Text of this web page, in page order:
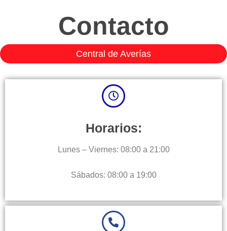
Contacto
Central de Averías
Horarios:
Lunes – Viernes: 08:00 a 21:00
Sábados: 08:00 a 19:00